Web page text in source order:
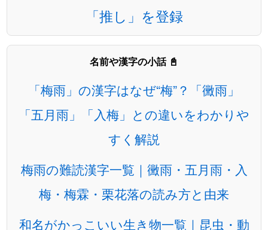
「推し」を登録
名前や漢字の小話 📓
「梅雨」の漢字はなぜ“梅”？「黴雨」
「五月雨」「入梅」との違いをわかりや
すく解説
梅雨の難読漢字一覧｜黴雨・五月雨・入
梅・梅霖・栗花落の読み方と由来
和名がかっこいい生き物一覧｜昆虫・動